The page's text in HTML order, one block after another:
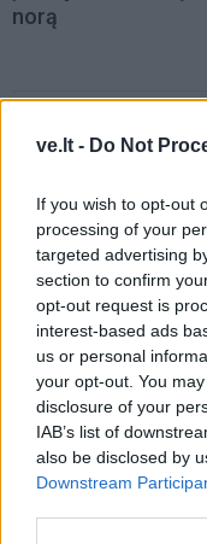
ve.lt - Do Not
If you wish to opt-out
processing of your
targeted advertising
section to confirm
opt-out request is
interest-based ads
us or personal
your opt-out. You
disclosure of your
IAB’s list of
also be disclosed by
Downstream
norą
Šiuo metu